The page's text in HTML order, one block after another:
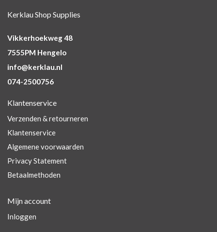
Kerklau Shop Supplies
Vikkerhoekweg 48
7555PM Hengelo
info@kerklau.nl
074-2500756
Klantenservice
Verzenden & retourneren
Klantenservice
Algemene voorwaarden
Privacy Statement
Betaalmethoden
Mijn account
Inloggen